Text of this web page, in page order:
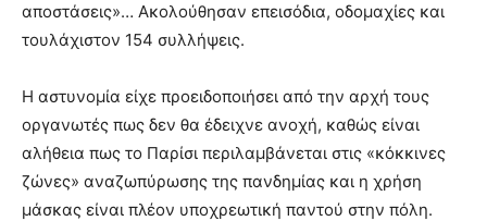
αποστάσεις»… Ακολούθησαν επεισόδια, οδομαχίες και
τουλάχιστον 154 συλλήψεις.
Η αστυνομία είχε προειδοποιήσει από την αρχή τους
οργανωτές πως δεν θα έδειχνε ανοχή, καθώς είναι
αλήθεια πως το Παρίσι περιλαμβάνεται στις «κόκκινες
ζώνες» αναζωπύρωσης της πανδημίας και η χρήση
μάσκας είναι πλέον υποχρεωτική παντού στην πόλη.